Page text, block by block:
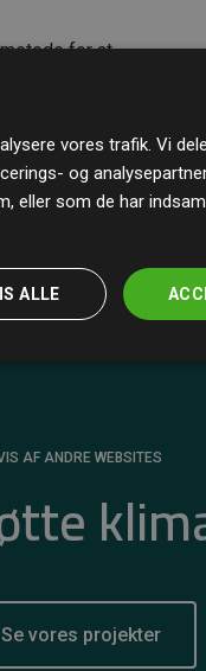
for at
estimerede
AF ANDRE WEBSITES
Se vores projekter
vores trafik. Vi
og
eller som de har
ALLE